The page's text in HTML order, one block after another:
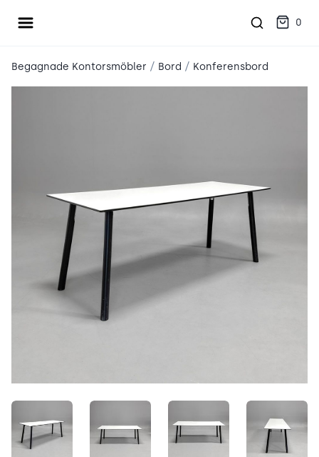
Öppna meny 0
Begagnade Kontorsmöbler / Bord / Konferensbord
QXWwD-EvLZa6.jpegRAParoDXQFnU.jpegTaxlta5tn5Mo.jpeg